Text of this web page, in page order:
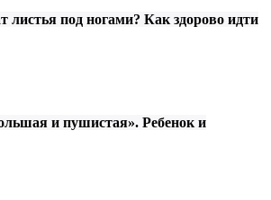
под ногами? Как здорово идти
и пушистая». Ребенок и